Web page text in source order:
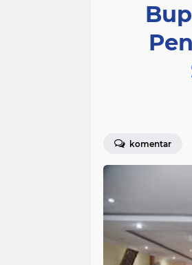
komentar